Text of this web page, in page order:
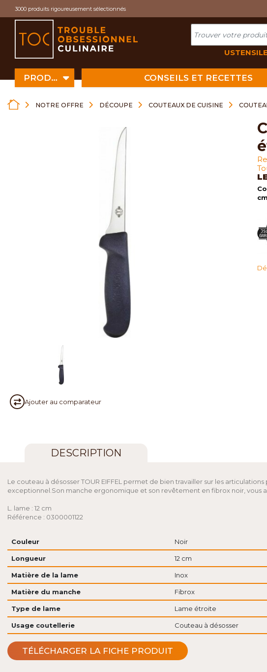
3000 produits rigoureusement sélectionnés
PRODUITS CONSEILS ET RECETTES
NOTRE OFFRE DÉCOUPE COUTEAUX DE CUISINE
Ajouter au comparateur
couteau à désosser lame
cm
DESCRIPTION
Le couteau à désosser TOUR EIFFEL permet de bien travailler sur les
exceptionnel.Son manche ergonomique et son revêtement en fibrox noir, vous
L. lame : 12 cm
Référence : 0300001122
Couleur Noir
Longueur 12 cm
Matière de la lame Inox
Matière du manche Fibrox
Type de lame Lame étroite
Usage coutellerie Couteau à désosser
TÉLÉCHARGER LA FICHE PRODUIT